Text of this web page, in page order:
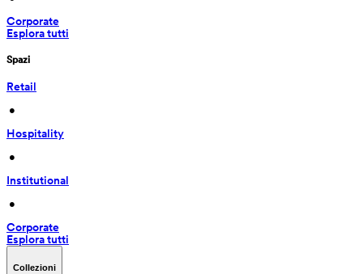
Corporate
Esplora tutti
Spazi
Retail
•
Hospitality
•
Institutional
•
Corporate
Esplora tutti
Collezioni